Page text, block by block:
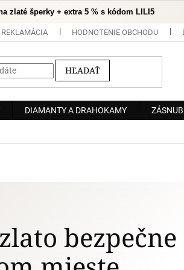
zlaté šperky + extra 5 % s kódom LILI5
HODNOTENIE OBCHODU
HĽADAŤ
DIAMANTY A DRAHOKAMY
bezpečne